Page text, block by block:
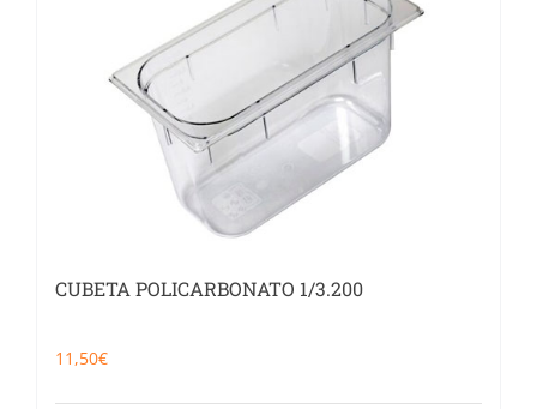
CUBETA POLICARBONATO 1/3.200
11,50€